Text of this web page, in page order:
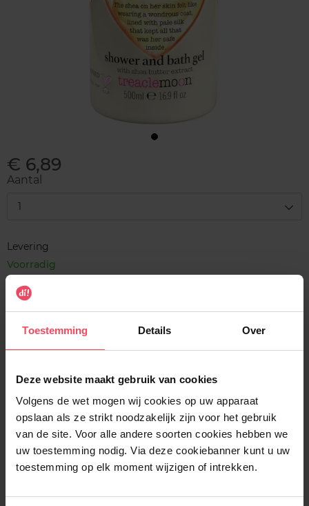
Toestemming Details Over
Deze website maakt gebruik van cookies
Volgens de wet mogen wij cookies op uw apparaat
opslaan als ze strikt noodzakelijk zijn voor het gebruik
van de site. Voor alle andere soorten cookies hebben we
uw toestemming nodig. Via deze cookiebanner kunt u uw
toestemming op elk moment wijzigen of intrekken.
€ 6,89
Aantal
1
Levering
Voorradig
Gratis levering bij aankoop van min. 35€.
Gratis retour in je winkelpunt
Verzending binnen 24u
Beschrijving